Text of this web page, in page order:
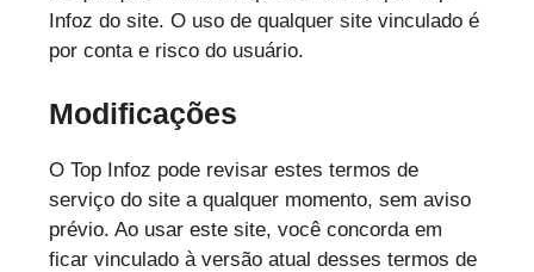
Infoz do site. O uso de qualquer site vinculado é
por conta e risco do usuário.
Modificações
O Top Infoz pode revisar estes termos de
serviço do site a qualquer momento, sem aviso
prévio. Ao usar este site, você concorda em
ficar vinculado à versão atual desses termos de